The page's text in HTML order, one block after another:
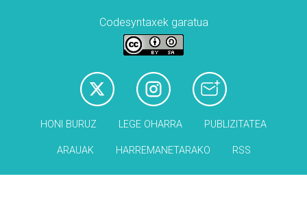
Codesyntaxek garatua
HONI BURUZ LEGE OHARRA PUBLIZITATEA
ARAUAK HARREMANETARAKO RSS